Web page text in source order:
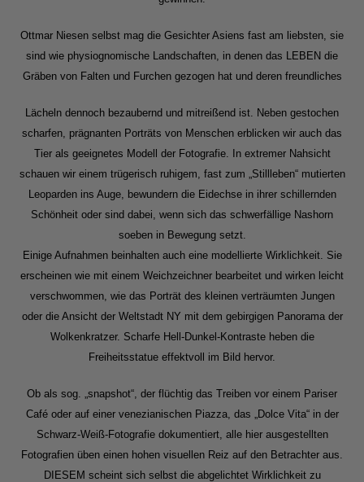
Ottmar Niesen selbst mag die Gesichter Asiens fast am liebsten, sie
sind wie physiognomische Landschaften, in denen das LEBEN die
Gräben von Falten und Furchen gezogen hat und deren freundliches
Lächeln dennoch bezaubernd und mitreißend ist. Neben gestochen
scharfen, prägnanten Porträts von Menschen erblicken wir auch das
Tier als geeignetes Modell der Fotografie. In extremer Nahsicht
schauen wir einem trügerisch ruhigem, fast zum „Stillleben“ mutierten
Leoparden ins Auge, bewundern die Eidechse in ihrer schillernden
Schönheit oder sind dabei, wenn sich das schwerfällige Nashorn
soeben in Bewegung setzt.
Einige Aufnahmen beinhalten auch eine modellierte Wirklichkeit. Sie
erscheinen wie mit einem Weichzeichner bearbeitet und wirken leicht
verschwommen, wie das Porträt des kleinen verträumten Jungen
oder die Ansicht der Weltstadt NY mit dem gebirgigen Panorama der
Wolkenkratzer. Scharfe Hell-Dunkel-Kontraste heben die
Freiheitsstatue effektvoll im Bild hervor.
Ob als sog. „snapshot“, der flüchtig das Treiben vor einem Pariser
Café oder auf einer venezianischen Piazza, das „Dolce Vita“ in der
Schwarz-Weiß-Fotografie dokumentiert, alle hier ausgestellten
Fotografien üben einen hohen visuellen Reiz auf den Betrachter aus.
DIESEM scheint sich selbst die abgelichtet Wirklichkeit zu